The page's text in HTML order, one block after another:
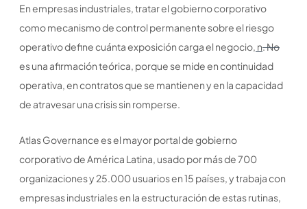
En empresas industriales, tratar el gobierno corporativo
como mecanismo de control permanente sobre el riesgo
operativo define cuánta exposición carga el negocio, n. No
es una afirmación teórica, porque se mide en continuidad
operativa, en contratos que se mantienen y en la capacidad
de atravesar una crisis sin romperse.
Atlas Governance es el mayor portal de gobierno
corporativo de América Latina, usado por más de 700
organizaciones y 25.000 usuarios en 15 países, y trabaja con
empresas industriales en la estructuración de estas rutinas,